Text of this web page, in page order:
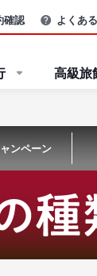
確認 よくあ
高級旅
ンペーン